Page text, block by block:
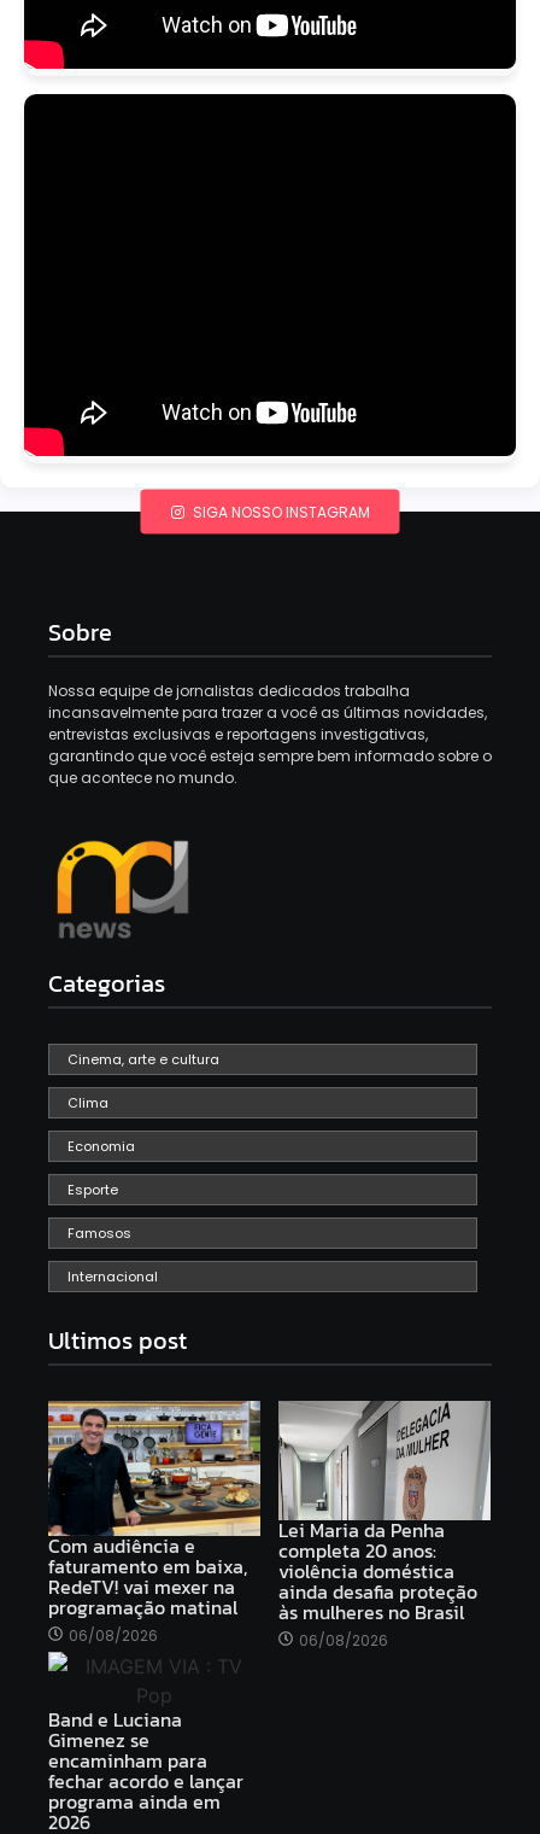
SIGA NOSSO INSTAGRAM
Sobre
Nossa equipe de jornalistas dedicados trabalha
incansavelmente para trazer a você as últimas novidades,
entrevistas exclusivas e reportagens investigativas,
garantindo que você esteja sempre bem informado sobre o
que acontece no mundo.
Categorias
Cinema, arte e cultura
Clima
Economia
Esporte
Famosos
Internacional
Ultimos post
Com audiência e
faturamento em baixa,
RedeTV! vai mexer na
programação matinal
06/08/2026
Lei Maria da Penha
completa 20 anos:
violência doméstica
ainda desafia proteção
às mulheres no Brasil
06/08/2026
Band e Luciana
Gimenez se
encaminham para
fechar acordo e lançar
programa ainda em
2026